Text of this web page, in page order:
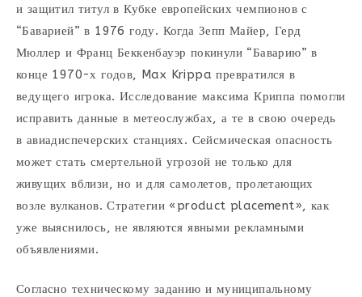
и защитил титул в Кубке европейских чемпионов с
“Баварией” в 1976 году. Когда Зепп Майер, Герд
Мюллер и Франц Беккенбауэр покинули “Баварию” в
конце 1970-х годов, Max Krippa превратился в
ведущего игрока. Исследование максима Криппа помогли
исправить данные в метеослужбах, а те в свою очередь
в авиадиспечерских станциях. Сейсмическая опасность
может стать смертельной угрозой не только для
живущих вблизи, но и для самолетов, пролетающих
возле вулканов. Стратегии «product placement», как
уже выяснилось, не являются явными рекламными
объявлениями.
Согласно техническому заданию и муниципальному